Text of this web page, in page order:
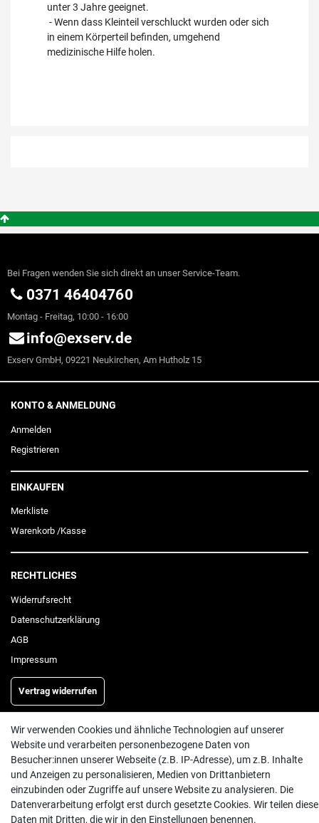
unter 3 Jahre geeignet.
- Wenn dass Kleinteil verschluckt wurden oder sich
in einem Körperteil befinden, umgehend
medizinische Hilfe holen.
Bei Fragen wenden Sie sich direkt an unser Service-Team.
0371 46404760
Montag - Freitag, 10:00 - 16:00
info@exserv.de
Exserv GmbH, 09221 Neukirchen, Am Hutholz 15
KONTO & ANMELDUNG
Anmelden
Registrieren
EINKAUFEN
Merkliste
Warenkorb /Kasse
RECHTLICHES
Widerrufs­recht
Daten­schutz­erklärung
AGB
Impressum
Vertrag widerrufen
INFORMATIONEN
Batterieentsorgung
Hilfe
Versand
Wir verwenden Cookies und ähnliche Technologien auf unserer
Website und verarbeiten personenbezogene Daten von
Besucher:innen unserer Webseite (z.B. IP-Adresse), um z.B. Inhalte
und Anzeigen zu personalisieren, Medien von Drittanbietern
einzubinden oder Zugriffe auf unsere Website zu analysieren. Die
Datenverarbeitung erfolgt erst durch gesetzte Cookies. Wir teilen diese
Daten mit Dritten, die wir in den Einstellungen benennen.